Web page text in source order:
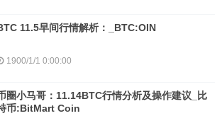
11.5早间行情解析：_BTC:OIN
1900/1/1 0:00:00
圈小马哥：11.14BTC行情分析及操作建议_比
币:BitMart Coin